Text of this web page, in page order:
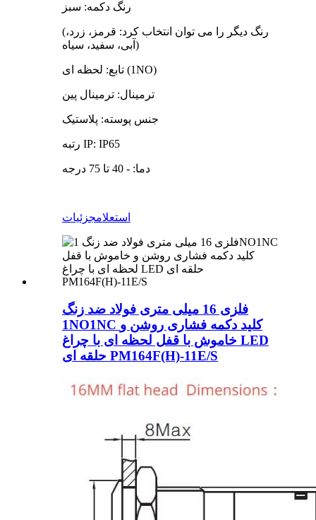
رنگ دکمه: سبز
(رنگ دیگر را می توان انتخاب کرد: قرمز، زرد،
آبی، سفید، سیاه)
تابع: لحظه ای (1NO)
ترمینال: ترمینال پین
جنس پوسته: پلاستیک
رتبه IP: IP65
دما: - 40 تا 75 درجه
استعلامجزئیات
فلزی 16 میلی متری فولاد ضد زنگ
1NO1NC کلید دکمه فشاری روشن و
خاموش با قفل لحظه ای با چراغ LED
حلقه ای PM164F(H)-11E/S